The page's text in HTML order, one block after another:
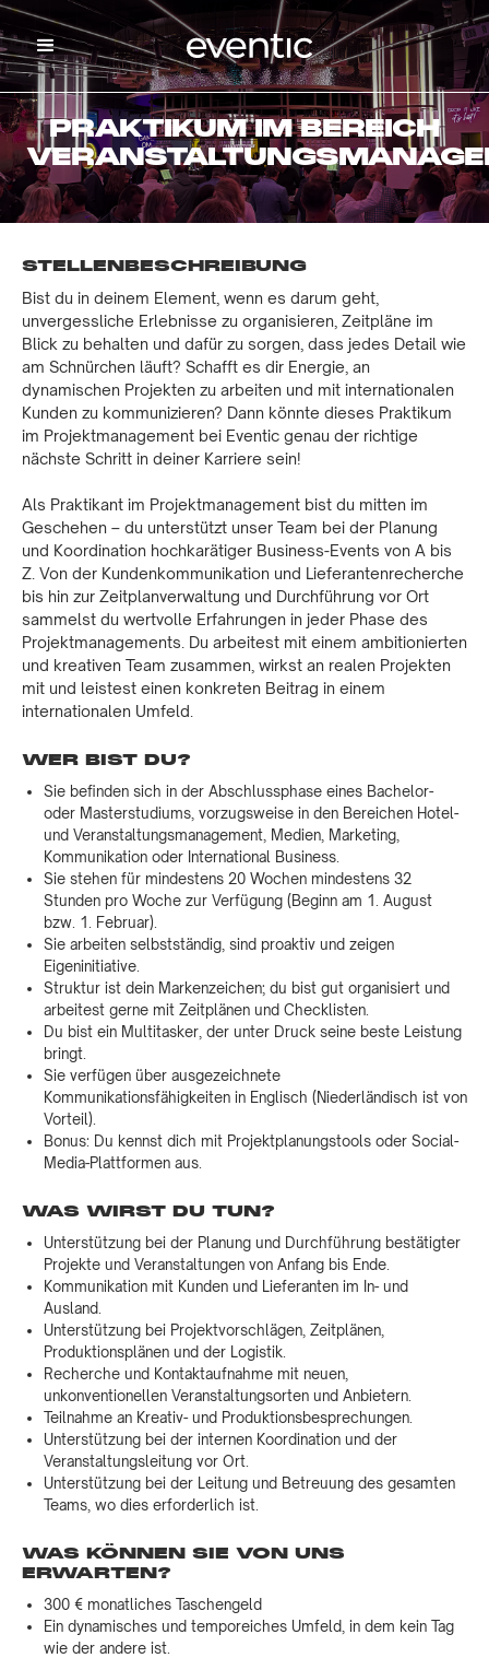
PRAKTIKUM IM BEREICH
STELLENBESCHREIBUNG
Bist du in deinem Element, wenn es darum geht,
unvergessliche Erlebnisse zu organisieren, Zeitpläne im
Blick zu behalten und dafür zu sorgen, dass jedes Detail wie
am Schnürchen läuft? Schafft es dir Energie, an
dynamischen Projekten zu arbeiten und mit internationalen
Kunden zu kommunizieren? Dann könnte dieses Praktikum
im Projektmanagement bei Eventic genau der richtige
nächste Schritt in deiner Karriere sein!
Als Praktikant im Projektmanagement bist du mitten im
Geschehen – du unterstützt unser Team bei der Planung
und Koordination hochkarätiger Business-Events von A bis
Z. Von der Kundenkommunikation und Lieferantenrecherche
bis hin zur Zeitplanverwaltung und Durchführung vor Ort
sammelst du wertvolle Erfahrungen in jeder Phase des
Projektmanagements. Du arbeitest mit einem ambitionierten
und kreativen Team zusammen, wirkst an realen Projekten
mit und leistest einen konkreten Beitrag in einem
internationalen Umfeld.
WER BIST DU?
Sie befinden sich in der Abschlussphase eines Bachelor-
oder Masterstudiums, vorzugsweise in den Bereichen Hotel-
und Veranstaltungsmanagement, Medien, Marketing,
Kommunikation oder International Business.
Sie stehen für mindestens 20 Wochen mindestens 32
Stunden pro Woche zur Verfügung (Beginn am 1. August
bzw. 1. Februar).
Sie arbeiten selbstständig, sind proaktiv und zeigen
Eigeninitiative.
Struktur ist dein Markenzeichen; du bist gut organisiert und
arbeitest gerne mit Zeitplänen und Checklisten.
Du bist ein Multitasker, der unter Druck seine beste Leistung
bringt.
Sie verfügen über ausgezeichnete
Kommunikationsfähigkeiten in Englisch (Niederländisch ist von
Vorteil).
Bonus: Du kennst dich mit Projektplanungstools oder Social-
Media-Plattformen aus.
WAS WIRST DU TUN?
Unterstützung bei der Planung und Durchführung bestätigter
Projekte und Veranstaltungen von Anfang bis Ende.
Kommunikation mit Kunden und Lieferanten im In- und
Ausland.
Unterstützung bei Projektvorschlägen, Zeitplänen,
Produktionsplänen und der Logistik.
Recherche und Kontaktaufnahme mit neuen,
unkonventionellen Veranstaltungsorten und Anbietern.
Teilnahme an Kreativ- und Produktionsbesprechungen.
Unterstützung bei der internen Koordination und der
Veranstaltungsleitung vor Ort.
Unterstützung bei der Leitung und Betreuung des gesamten
Teams, wo dies erforderlich ist.
WAS KÖNNEN SIE VON UNS
ERWARTEN?
300 € monatliches Taschengeld
Ein dynamisches und temporeiches Umfeld, in dem kein Tag
wie der andere ist.